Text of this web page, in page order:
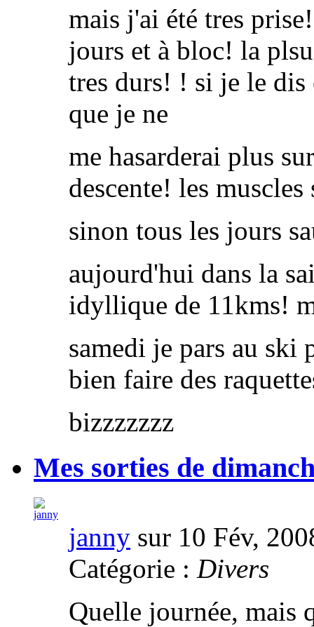
mais j'ai été tres
jours et à bloc! la
tres durs! ! si je le dis
que je ne
me hasarderai plus
descente! les
sinon tous les jours
aujourd'hui dans la
idyllique de 11kms!
samedi je pars au ski
bien faire des
bizzzzzzz
Mes sorties de
janny sur 10 Fév,
Catégorie : Divers
Quelle journée, mais